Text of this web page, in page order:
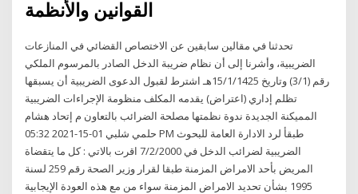
تحدثنا في مقالين سابقين عن الاختصاص القضائي في المنازعات
الضريبية، وأشرنا إلى أن نظام ضريبة الدخل الصادر بالمرسوم الملكي
رقم (3/1) وتاريخ 15/1/1425هـ اشترط لقبول الدعوى الضريبية أن يسبقها
تظلم إداري (اعتراض) يقدمه المكلف منظومة الإجراءات الضريبية
المميكنة الجديدة ندوة نظمتها مصلحة الضرائب بالتعاون م إتحاد هشام
حلمي شلبي 01-15-2021 05:32 PM طبقأ لرد الادارة العامة للبحوث
الضريبية لضرائب الدخل في 7/2/2000 اقرت بالاتي : كل ما يتقضاة
المريض بأحد الامراض المزمنة طبقا لقرار وزير الصحة رقم 259 لسنة
1995 بشأن تحديد الامراض المزمنة سواء من مع هذه العودة الإيجابية